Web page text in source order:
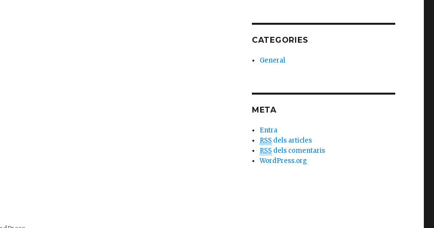
CATEGORIES
General
META
Entra
RSS dels articles
RSS dels comentaris
WordPress.org